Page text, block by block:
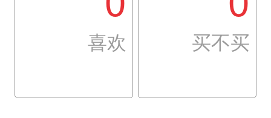
喜欢 买不买